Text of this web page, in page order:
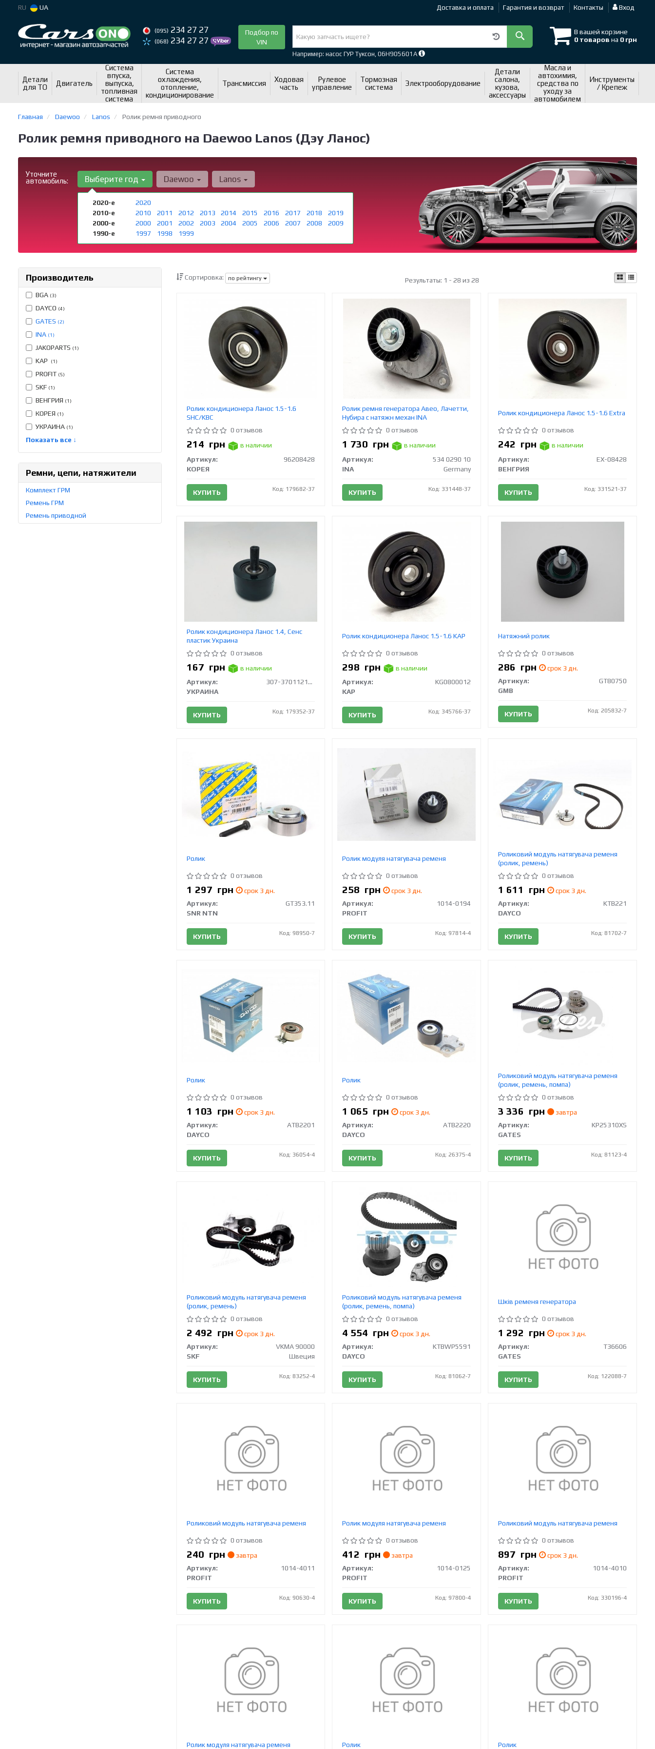
RU UA Доставка и оплата Гарантия и возврат Контакты Вход
(095) 234 27 27
(068) 234 27 27
Подбор по
VIN
В вашей корзине
0 товаров на 0 грн
Например: насос ГУР Туксон, 06H905601A
Детали
для ТО
Двигатель
Система
впуска,
выпуска,
топливная
система
Система
охлаждения,
отопление,
кондиционирование
Трансмиссия
Ходовая
часть
Рулевое
управление
Тормозная
система
Электрооборудование
Детали
салона,
кузова,
аксессуары
Масла и
автохимия,
средства по
уходу за
автомобилем
Инструменты
/ Крепеж
Главная Daewoo Lanos Ролик ремня приводного
Ролик ремня приводного на Daewoo Lanos (Дэу Ланос)
Уточните
автомобиль:
Выберите год
2020-е
2020
2010-е
2010 2011 2012 2013 2014 2015 2016 2017 2018
2019
2000-е
2000 2001 2002 2003 2004 2005 2006 2007 2008
2009
1990-е
1997 1998 1999
Daewoo Lanos
Производитель
BGA (3)
DAYCO (4)
GATES (2)
INA (1)
JAKOPARTS (1)
KAP (1)
PROFIT (5)
SKF (1)
ВЕНГРИЯ (1)
КОРЕЯ (1)
УКРАИНА (1)
Показать все ↓
Ремни, цепи, натяжители
Комплект ГРМ
Ремень ГРМ
Ремень приводной
Сортировка: по рейтингу Результаты: 1 - 28 из 28
Ролик кондиционера Ланос 1.5-1.6
SHC/KBC
0 отзывов
214 грн
в наличии
Артикул:
96208428
КОРЕЯ
КУПИТЬ Код: 179682-37
Ролик ремня генератора Авео, Лачетти,
Нубира с натяжн механ INA
0 отзывов
1 730 грн
в наличии
Артикул:
534 0290 10
INA
Germany
КУПИТЬ Код: 331448-37
Ролик кондиционера Ланос 1.5-1.6 Extra
0 отзывов
242 грн
в наличии
Артикул:
EX-08428
ВЕНГРИЯ
КУПИТЬ Код: 331521-37
Ролик кондиционера Ланос 1.4, Сенс
пластик Украина
0 отзывов
167 грн
в наличии
Артикул:
307-3701121-01
УКРАИНА
КУПИТЬ Код: 179352-37
Ролик кондиционера Ланос 1.5-1.6 KAP
0 отзывов
298 грн
в наличии
Артикул:
KG0800012
KAP
КУПИТЬ Код: 345766-37
Натяжний ролик
0 отзывов
286 грн
срок 3 дн.
Артикул:
GT80750
GMB
КУПИТЬ Код: 205832-7
Ролик
0 отзывов
1 297 грн
срок 3 дн.
Артикул:
GT353.11
SNR NTN
КУПИТЬ Код: 98950-7
Ролик модуля натягувача ременя
0 отзывов
258 грн
срок 3 дн.
Артикул:
1014-0194
PROFIT
КУПИТЬ Код: 97814-4
Роликовий модуль натягувача ременя
(ролик, ремень)
0 отзывов
1 611 грн
срок 3 дн.
Артикул:
KTB221
DAYCO
КУПИТЬ Код: 81702-7
Ролик
0 отзывов
1 103 грн
срок 3 дн.
Артикул:
ATB2201
DAYCO
КУПИТЬ Код: 36054-4
Ролик
0 отзывов
1 065 грн
срок 3 дн.
Артикул:
ATB2220
DAYCO
КУПИТЬ Код: 26375-4
Роликовий модуль натягувача ременя
(ролик, ремень, помпа)
0 отзывов
3 336 грн
завтра
Артикул:
KP25310XS
GATES
КУПИТЬ Код: 81123-4
Роликовий модуль натягувача ременя
(ролик, ремень)
0 отзывов
2 492 грн
срок 3 дн.
Артикул:
VKMA 90000
SKF
Швеция
КУПИТЬ Код: 83252-4
Роликовий модуль натягувача ременя
(ролик, ремень, помпа)
0 отзывов
4 554 грн
срок 3 дн.
Артикул:
KTBWP5591
DAYCO
КУПИТЬ Код: 81062-7
Шків ременя генератора
0 отзывов
1 292 грн
срок 3 дн.
Артикул:
T36606
GATES
КУПИТЬ Код: 122088-7
Роликовий модуль натягувача ременя
0 отзывов
240 грн
завтра
Артикул:
1014-4011
PROFIT
КУПИТЬ Код: 90630-4
Ролик модуля натягувача ременя
0 отзывов
412 грн
завтра
Артикул:
1014-0125
PROFIT
КУПИТЬ Код: 97800-4
Роликовий модуль натягувача ременя
0 отзывов
897 грн
срок 3 дн.
Артикул:
1014-4010
PROFIT
КУПИТЬ Код: 330196-4
Ролик модуля натягувача ременя Ролик Ролик